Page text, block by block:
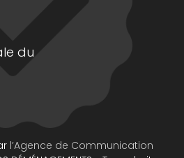
du
l’Agence de Communication